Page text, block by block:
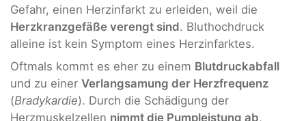
Gefahr, einen Herzinfarkt zu erleiden, weil die
Herzkranzgefäße verengt sind. Bluthochdruck
alleine ist kein Symptom eines Herzinfarktes.
Oftmals kommt es eher zu einem Blutdruckabfall
und zu einer Verlangsamung der Herzfrequenz
(Bradykardie). Durch die Schädigung der
Herzmuskelzellen nimmt die Pumpleistung ab,